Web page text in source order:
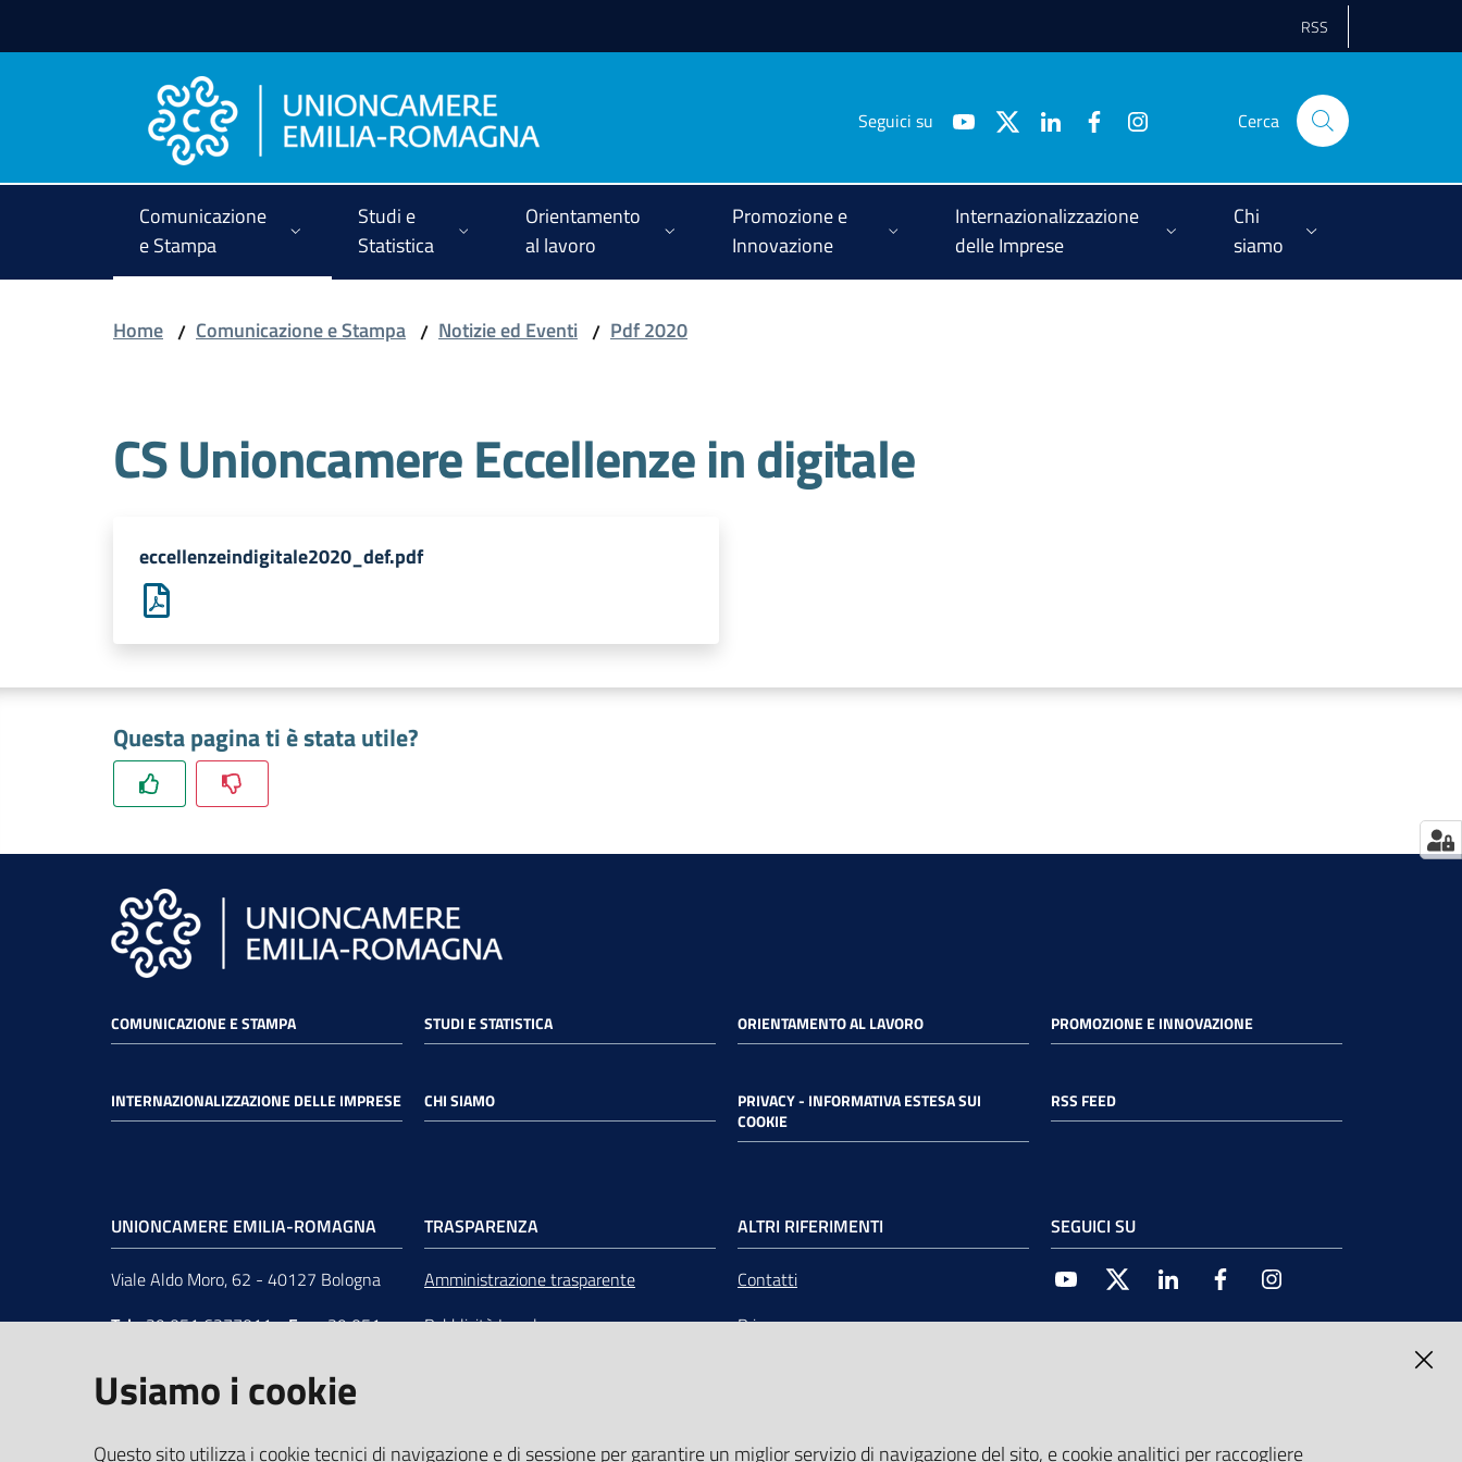
RSS
Seguici su Cerca
Comunicazione
e Stampa
Studi e
Statistica
Orientamento
al lavoro
Promozione e
Innovazione
Internazionalizzazione
delle Imprese
Chi
siamo
Home / Comunicazione e Stampa / Notizie ed Eventi / Pdf 2020
CS Unioncamere Eccellenze in digitale
eccellenzeindigitale2020_def.pdf
Questa pagina ti è stata utile?
COMUNICAZIONE E STAMPA STUDI E STATISTICA ORIENTAMENTO AL LAVORO PROMOZIONE E INNOVAZIONE
INTERNAZIONALIZZAZIONE DELLE IMPRESE CHI SIAMO
PRIVACY - INFORMATIVA ESTESA SUI
COOKIE
RSS FEED
UNIONCAMERE EMILIA-ROMAGNA
Viale Aldo Moro, 62 - 40127 Bologna
Tel+39 051 6377011-Fax+39 051
e-mail:segreteria@rer.camcom.it
unioncamereemiliaromagna@legalmail.it
TRASPARENZA
Amministrazione trasparente
Pubblicità Legale
ALTRI RIFERIMENTI
Contatti
Privacy
SEGUICI SU
Youtube Twitter Linkedin Facebook
Usiamo i cookie
Questo sito utilizza i cookie tecnici di navigazione e di sessione per garantire un miglior servizio di navigazione del sito, e cookie analitici per raccogliere